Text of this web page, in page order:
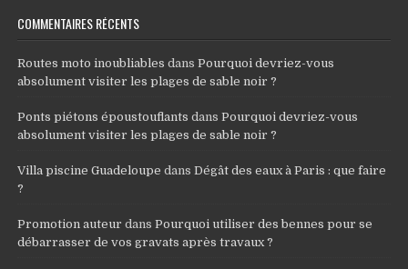
COMMENTAIRES RÉCENTS
Routes moto inoubliables dansPourquoi devriez-vous
absolument visiter les plages de sable noir ?
Ponts piétons époustouflants dansPourquoi devriez-vous
absolument visiter les plages de sable noir ?
Villa piscine Guadeloupe dansDégât des eaux à Paris : que faire
?
Promotion auteur dansPourquoi utiliser des bennes pour se
débarrasser de vos gravats après travaux ?